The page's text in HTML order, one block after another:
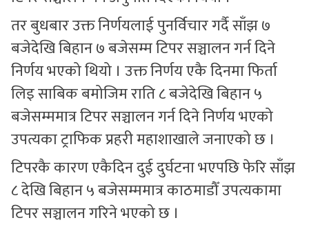
तर बुधबार उक्त निर्णयलाई पुनर्विचार गर्दै साँझ ७
बजेदेखि बिहान ७ बजेसम्म टिपर सञ्चालन गर्न दिने
निर्णय भएको थियो । उक्त निर्णय एकै दिनमा फिर्ता
लिइ साबिक बमोजिम राति ८ बजेदेखि बिहान ५
बजेसम्ममात्र टिपर सञ्चालन गर्न दिने निर्णय भएको
उपत्यका ट्राफिक प्रहरी महाशाखाले जनाएको छ ।
टिपरकै कारण एकैदिन दुई दुर्घटना भएपछि फेरि साँझ
८ देखि बिहान ५ बजेसम्ममात्र काठमाडौँ उपत्यकामा
टिपर सञ्चालन गरिने भएको छ ।